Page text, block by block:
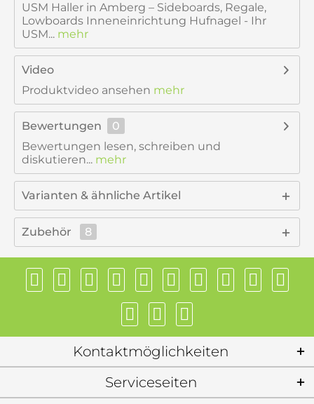
USM Haller in Amberg – Sideboards, Regale,
Lowboards Inneneinrichtung Hufnagel - Ihr
USM... mehr
Video
Produktvideo ansehen mehr
Bewertungen
0
Bewertungen lesen, schreiben und
diskutieren... mehr
Varianten & ähnliche Artikel
Zubehör 8
Kontaktmöglichkeiten
Serviceseiten